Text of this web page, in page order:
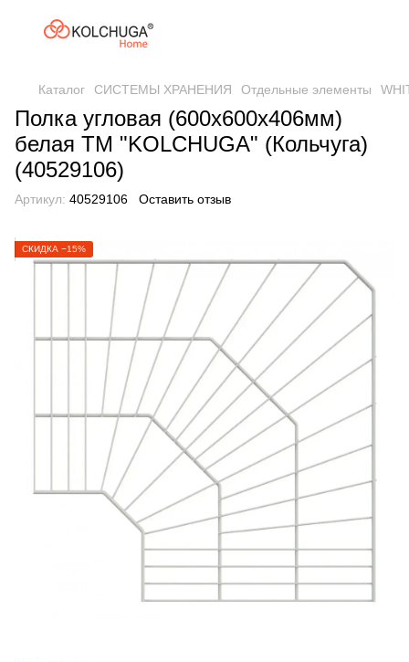
Каталог СИСТЕМЫ ХРАНЕНИЯ Отдельные элементы
Полка угловая (600х600х406мм)
белая ТМ "KOLCHUGA" (Кольчуга)
(40529106)
Артикул: 40529106 Оставить отзыв
СКИДКА −15%